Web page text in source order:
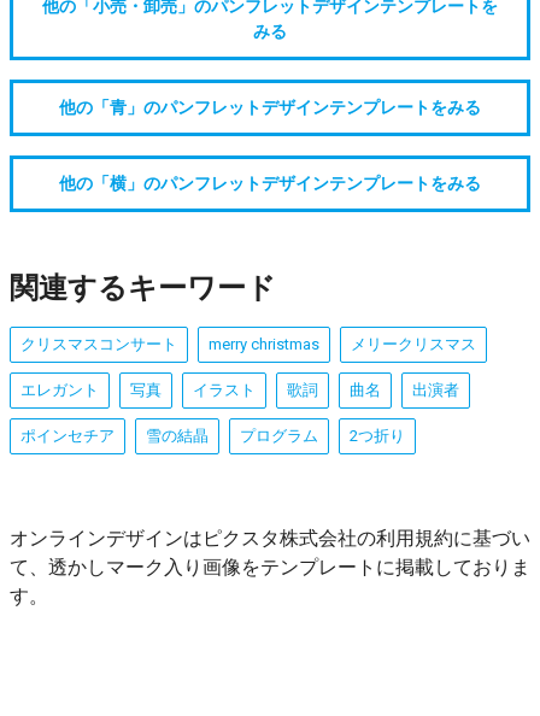
他の「小売・卸売」のパンフレットデザインテンプレートを
みる
他の「青」のパンフレットデザインテンプレートをみる
他の「横」のパンフレットデザインテンプレートをみる
関連するキーワード
クリスマスコンサート merry christmas メリークリスマス
エレガント 写真 イラスト 歌詞 曲名 出演者
ポインセチア 雪の結晶 プログラム 2つ折り
オンラインデザインはピクスタ株式会社の利用規約に基づい
て、透かしマーク入り画像をテンプレートに掲載しておりま
す。